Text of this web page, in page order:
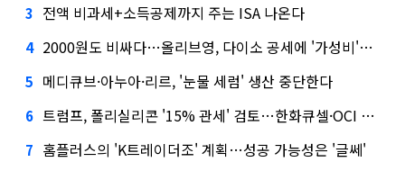
3 전액 비과세+소득공제까지 주는 ISA 나온다
4 2000원도 비싸다…올리브영, 다이소 공세에 '가성비'로 맞불
5 메디큐브·아누아·리르, '눈물 세럼' 생산 중단한다
6 트럼프, 폴리실리콘 '15% 관세' 검토…한화큐셀·OCI 영향은?
7 홈플러스의 'K트레이더조' 계획…성공 가능성은 '글쎄'